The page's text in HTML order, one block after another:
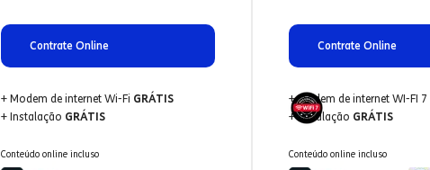
Contrate Online
+ Modem de internet Wi-Fi GRÁTIS
+ Instalação GRÁTIS
Conteúdo online incluso
Contrate Online
+ Modem de internet WI-FI 7
+ Instalação GRÁTIS
Conteúdo online incluso